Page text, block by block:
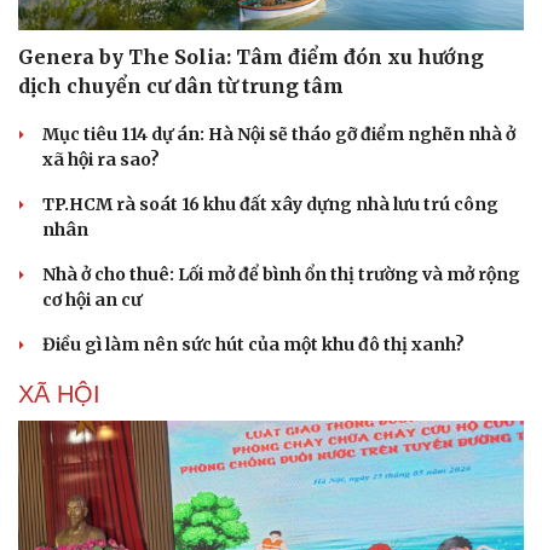
Genera by The Solia: Tâm điểm đón xu hướng
dịch chuyển cư dân từ trung tâm
Mục tiêu 114 dự án: Hà Nội sẽ tháo gỡ điểm nghẽn nhà ở
xã hội ra sao?
TP.HCM rà soát 16 khu đất xây dựng nhà lưu trú công
nhân
Nhà ở cho thuê: Lối mở để bình ổn thị trường và mở rộng
cơ hội an cư
Điều gì làm nên sức hút của một khu đô thị xanh?
XÃ HỘI